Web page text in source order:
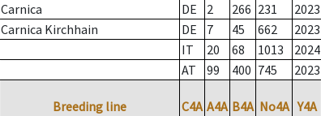
Carnica DE 2 266 231 2023
Carnica Kirchhain DE 7 45 662 2023
IT 20 68 1013 2024
AT 99 400 745 2023
Breeding line C4A A4A B4A No4A Y4A